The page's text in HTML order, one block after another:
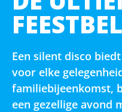
Een silent disco
voor elke
familiebijeenkomst,
een gezellige avond